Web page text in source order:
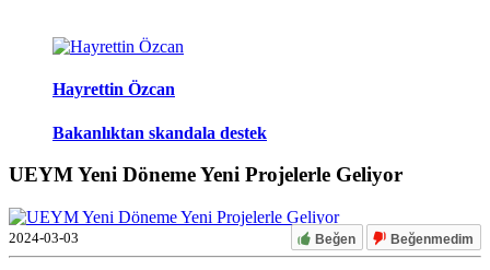
Hayrettin Özcan
Bakanlıktan skandala destek
UEYM Yeni Döneme Yeni Projelerle Geliyor
2024-03-03 Beğen Beğenmedim